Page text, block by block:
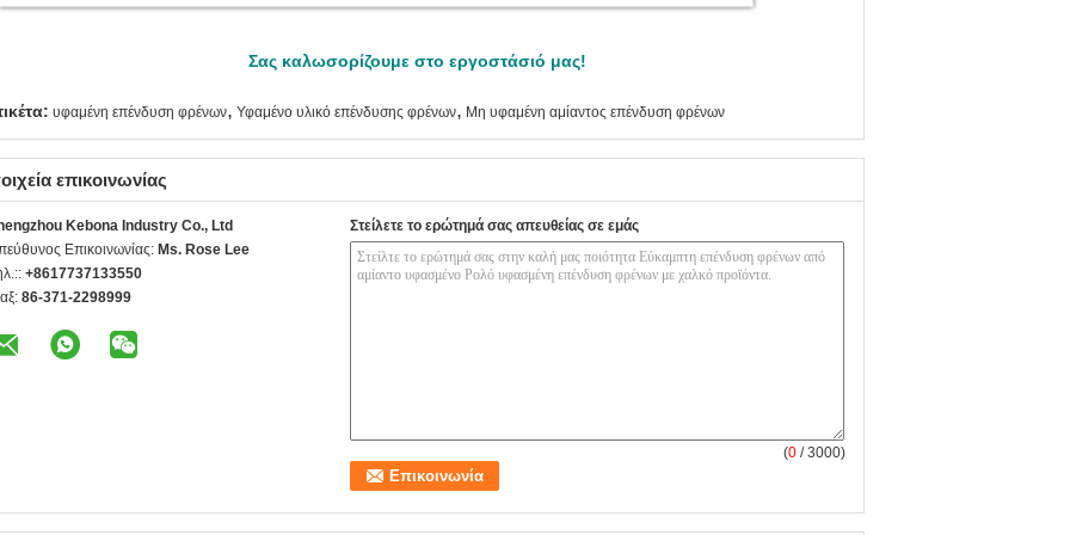
Σας καλωσορίζουμε στο εργοστάσιό μας!
υφαμένη επένδυση φρένων, Υφαμένο υλικό επένδυσης φρένων, Μη υφαμένη αμίαντος επένδυση φρένων
επικοινωνίας
Kebona Industry Co., Ltd
Επικοινωνίας: Ms. Rose Lee
+8617737133550
86-371-2298999
Στείλετε το ερώτημά σας απευθείας σε εμάς
(0 / 3000)